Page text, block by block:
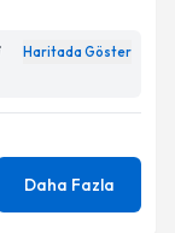
Haritada Göster
Daha Fazla